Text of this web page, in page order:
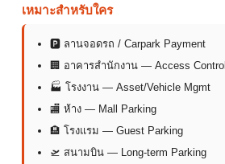
เหมาะสำหรับใคร
🅿 ลานจอดรถ / Carpark Payment
🏢 อาคารสำนักงาน — Access Control
🏭 โรงงาน — Asset/Vehicle Mgmt
🏬 ห้าง — Mall Parking
🏨 โรงแรม — Guest Parking
🛫 สนามบิน — Long-term Parking